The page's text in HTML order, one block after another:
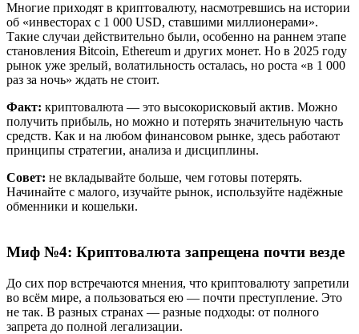
Многие приходят в криптовалюту, насмотревшись на истории
об «инвесторах с 1 000 USD, ставшими миллионерами».
Такие случаи действительно были, особенно на раннем этапе
становления Bitcoin, Ethereum и других монет. Но в 2025 году
рынок уже зрелый, волатильность осталась, но роста «в 1 000
раз за ночь» ждать не стоит.
Факт: криптовалюта — это высокорисковый актив. Можно
получить прибыль, но можно и потерять значительную часть
средств. Как и на любом финансовом рынке, здесь работают
принципы стратегии, анализа и дисциплины.
Совет: не вкладывайте больше, чем готовы потерять.
Начинайте с малого, изучайте рынок, используйте надёжные
обменники и кошельки.
Миф №4: Криптовалюта запрещена почти везде
До сих пор встречаются мнения, что криптовалюту запретили
во всём мире, а пользоваться ею — почти преступление. Это
не так. В разных странах — разные подходы: от полного
запрета до полной легализации.